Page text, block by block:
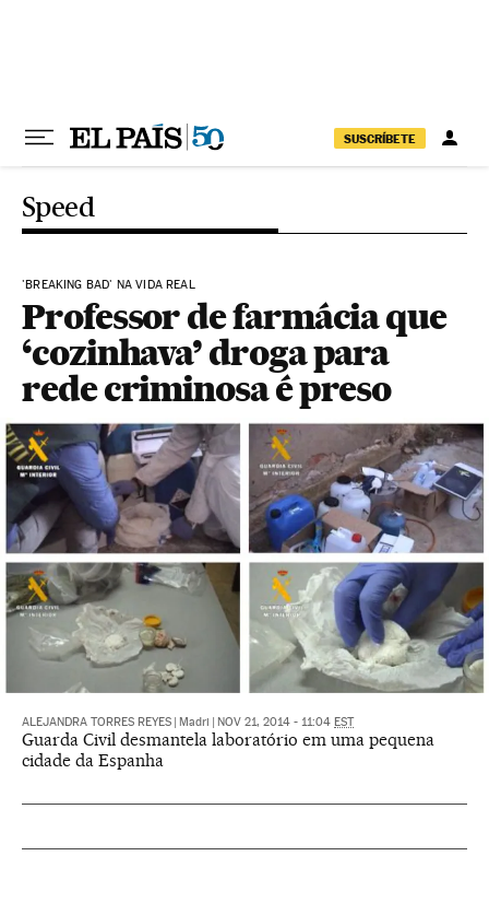
SUSCRÍBETE
Speed
'BREAKING BAD' NA VIDA REAL
Professor de farmácia que
‘cozinhava’ droga para
rede criminosa é preso
ALEJANDRA TORRES REYES Madri NOV 21, 2014 - 11:04 EST
Guarda Civil desmantela laboratório em uma pequena
cidade da Espanha